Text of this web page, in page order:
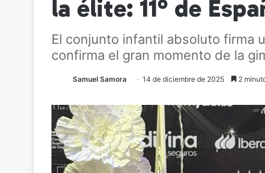
la élite: 11º de
El conjunto infantil absoluto firma
confirma el gran momento de la
Samuel Samora 14 de diciembre de 2025 2